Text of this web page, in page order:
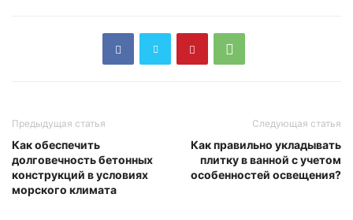
Предыдущая статья
Как обеспечить
долговечность бетонных
конструкций в условиях
морского климата
Следующая статья
Как правильно укладывать
плитку в ванной с учетом
особенностей освещения?